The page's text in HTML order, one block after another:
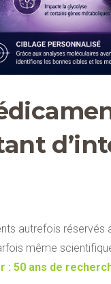
autrefois
même
: 50 ans de